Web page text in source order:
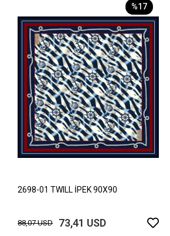
%17
2698-01 TWILL İPEK 90X90
88,07 USD 73,41 USD